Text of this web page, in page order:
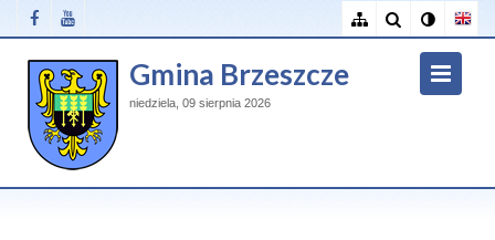
Gmina Brzeszcze
niedziela, 09 sierpnia 2026